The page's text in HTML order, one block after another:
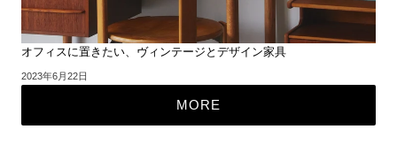
オフィスに置きたい、ヴィンテージとデザイン家具
2023年6月22日
MORE